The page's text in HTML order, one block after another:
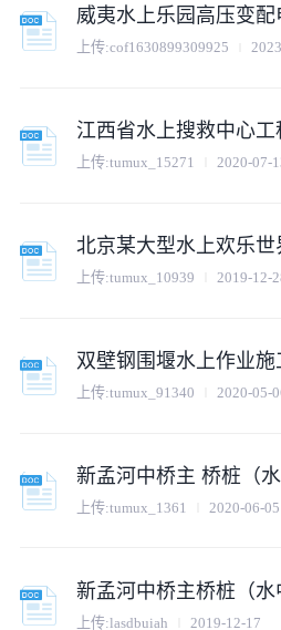
上传:cof1630899309925
上传:tumux_15271 2020-07-
上传:tumux_10939 2019-12-
上传:tumux_91340 2020-05-
上传:tumux_1361 2020-06-05
上传:lasdbuiah 2019-12-17